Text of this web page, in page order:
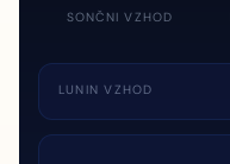
SONČNI VZHOD
LUNIN VZHOD